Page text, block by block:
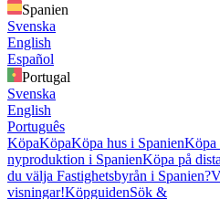
Spanien
Svenska
English
Español
Portugal
Svenska
English
Português
KöpaKöpaKöpa hus i SpanienKöpa
nyproduktion i SpanienKöpa på
du välja Fastighetsbyrån i Spanien?
visningar!KöpguidenSök &